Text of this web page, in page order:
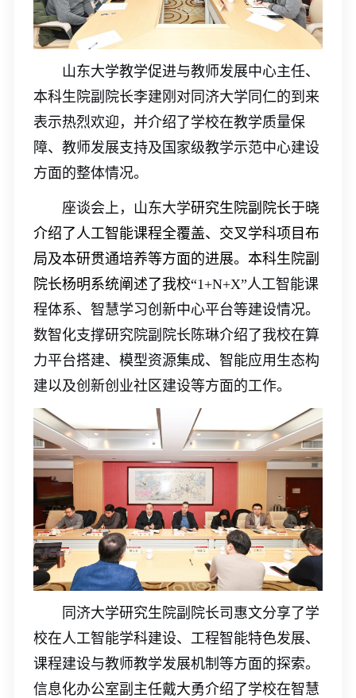
山东大学教学促进与教师发展中心主任、
本科生院副院长李建刚对同济大学同仁的到来
表示热烈欢迎，并介绍了学校在教学质量保
障、教师发展支持及国家级教学示范中心建设
方面的整体情况。
座谈会上， 山东大学研究生院副院长于晓
介绍了人工智能课程全覆盖、交叉学科项目布
局及本研贯通培养等方面的进展。本科生院副
院长杨明系统阐述了我校“1 +N+X”人工智能课
程体系、智慧学习创新中心平台等建设情况。
数智化支撑研究院副院长陈琳介绍了我校在算
力平台搭建、模型资源集成、智能应用生态构
建以及创新创业社区建设等方面的工作。
同济大学研究生院副院长司惠文分享了学
校在人工智能学科建设、工程智能特色发展、
课程建设与教师教学发展机制等方面的探索。
信息化办公室副主任戴大勇介绍了学校在智慧